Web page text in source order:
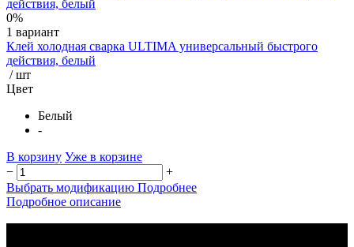
0%
1 вариант
Клей холодная сварка ULTIMA универсальный быстрого
действия, белый
/ шт
Цвет
Белый
-
В корзину Уже в корзине
−
+
Выбрать модификацию Подробнее
Подробное описание